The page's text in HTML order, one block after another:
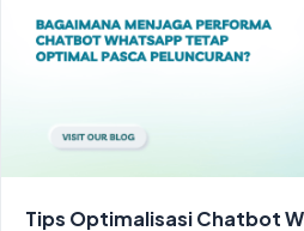
Tips Optimalisasi Chatbot